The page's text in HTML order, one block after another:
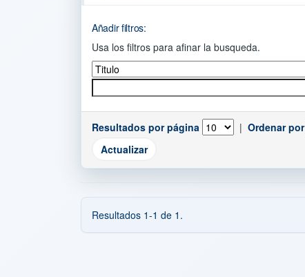
Añadir filtros:
Usa los filtros para afinar la busqueda.
Resultados por página | Ordenar por
Resultados 1-1 de 1.